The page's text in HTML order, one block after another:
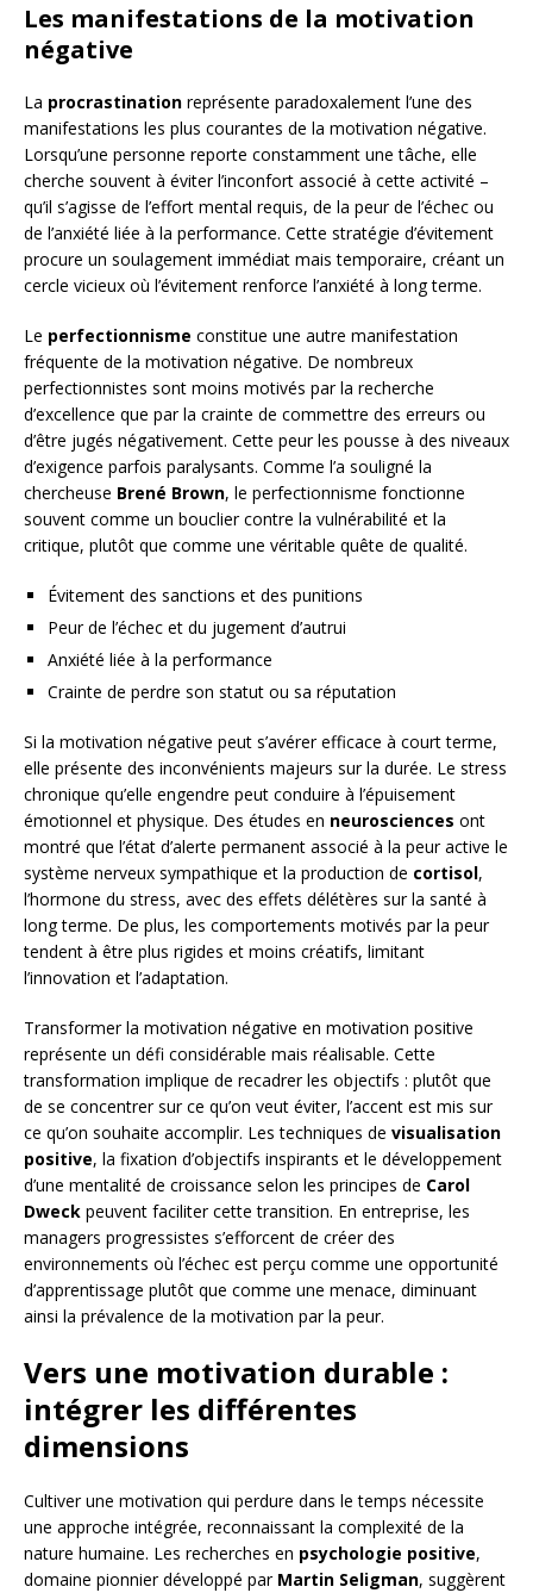
Les manifestations de la motivation
négative
La procrastination représente paradoxalement l’une des
manifestations les plus courantes de la motivation négative.
Lorsqu’une personne reporte constamment une tâche, elle
cherche souvent à éviter l’inconfort associé à cette activité –
qu’il s’agisse de l’effort mental requis, de la peur de l’échec ou
de l’anxiété liée à la performance. Cette stratégie d’évitement
procure un soulagement immédiat mais temporaire, créant un
cercle vicieux où l’évitement renforce l’anxiété à long terme.
Le perfectionnisme constitue une autre manifestation
fréquente de la motivation négative. De nombreux
perfectionnistes sont moins motivés par la recherche
d’excellence que par la crainte de commettre des erreurs ou
d’être jugés négativement. Cette peur les pousse à des niveaux
d’exigence parfois paralysants. Comme l’a souligné la
chercheuse Brené Brown, le perfectionnisme fonctionne
souvent comme un bouclier contre la vulnérabilité et la
critique, plutôt que comme une véritable quête de qualité.
Évitement des sanctions et des punitions
Peur de l’échec et du jugement d’autrui
Anxiété liée à la performance
Crainte de perdre son statut ou sa réputation
Si la motivation négative peut s’avérer efficace à court terme,
elle présente des inconvénients majeurs sur la durée. Le stress
chronique qu’elle engendre peut conduire à l’épuisement
émotionnel et physique. Des études en neurosciences ont
montré que l’état d’alerte permanent associé à la peur active le
système nerveux sympathique et la production de cortisol,
l’hormone du stress, avec des effets délétères sur la santé à
long terme. De plus, les comportements motivés par la peur
tendent à être plus rigides et moins créatifs, limitant
l’innovation et l’adaptation.
Transformer la motivation négative en motivation positive
représente un défi considérable mais réalisable. Cette
transformation implique de recadrer les objectifs : plutôt que
de se concentrer sur ce qu’on veut éviter, l’accent est mis sur
ce qu’on souhaite accomplir. Les techniques de visualisation
positive, la fixation d’objectifs inspirants et le développement
d’une mentalité de croissance selon les principes de Carol
Dweck peuvent faciliter cette transition. En entreprise, les
managers progressistes s’efforcent de créer des
environnements où l’échec est perçu comme une opportunité
d’apprentissage plutôt que comme une menace, diminuant
ainsi la prévalence de la motivation par la peur.
Vers une motivation durable :
intégrer les différentes
dimensions
Cultiver une motivation qui perdure dans le temps nécessite
une approche intégrée, reconnaissant la complexité de la
nature humaine. Les recherches en psychologie positive,
domaine pionnier développé par Martin Seligman, suggèrent